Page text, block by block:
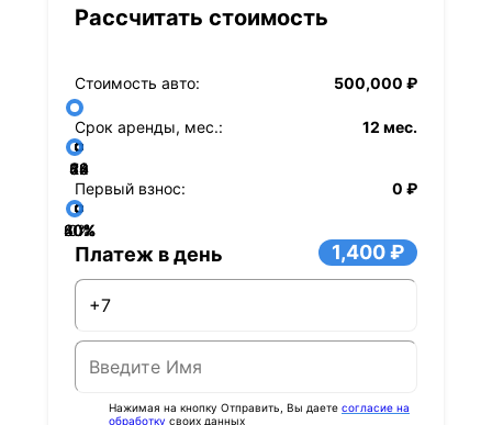
Рассчитать стоимость
Стоимость авто: 500,000 ₽
Срок аренды, мес.: 12 мес.
12
24
36
48
60
72
84
Первый взнос:
0 ₽
0%
20%
40%
60%
80%
Платеж в день 1,400 ₽
Нажимая на кнопку Отправить, Вы даете согласие на
обработку своих данных